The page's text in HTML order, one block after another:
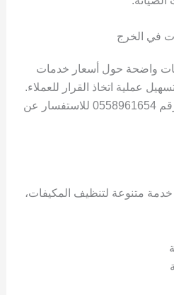
في الخرج
واضحة حول أسعار خدمات
عملية اتخاذ القرار للعملاء.
يمكن للعملاء الاتصال على الرقم 0558961654 للاستفسار عن
متنوعة لتنظيف المكيفات،